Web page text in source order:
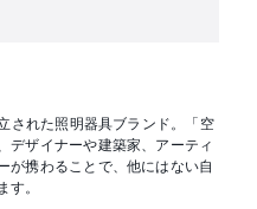
された照明器具ブランド。「空
デザイナーや建築家、アーティ
が携わることで、他にはない自
す。